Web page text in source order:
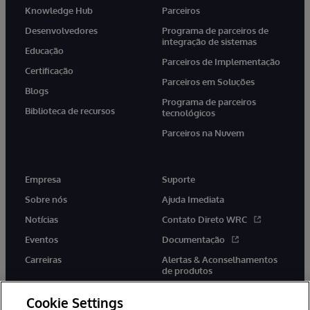
Knowledge Hub
Desenvolvedores
Educação
Certificação
Blogs
Biblioteca de recursos
Parceiros
Programa de parceiros de
integração de sistemas
Parceiros de Implementação
Parceiros em Soluções
Programa de parceiros
tecnológicos
Parceiros na Nuvem
Empresa
Sobre nós
Notícias
Eventos
Carreiras
Suporte
Ajuda Imediata
Contato Direto WRC
Documentação
Alertas & Aconselhamentos
de produtos
Cookie Settings